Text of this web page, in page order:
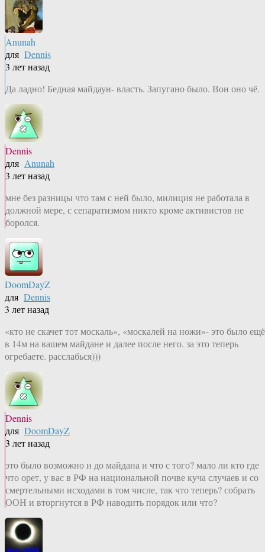
Anunah
для Dennis
3 лет назад
Да ладно! Бедная майдаун- власть. Запугано было. Вон оно чё.
Dennis
для Anunah
3 лет назад
мне без разницы что там с ней было, милиция не работала в
должной мере, с сепаратизмом никто кроме активистов не
боролся.
DoomDayZ
для Dennis
3 лет назад
«кто не скачет тот москаль», «москалей на ножи»- это было ещё
в 14м на вашем майдане и далее после него. за это теперь
огребаете. расслабься)))
Dennis
для DoomDayZ
3 лет назад
это было возможно и до майдана и что с того? мало ли кто где
что орет, у вас в РФ на национальной почве куча случаев и со
смертельными исходами в том числе, так что теперь? собрать
ООН и вторгнутся в РФ наводить порядок или что?